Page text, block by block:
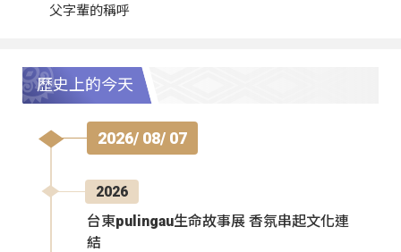
父字輩的稱呼
歷史上的今天
2026/ 08/ 07
2026
台東pulingau生命故事展 香氛串起文化連
結